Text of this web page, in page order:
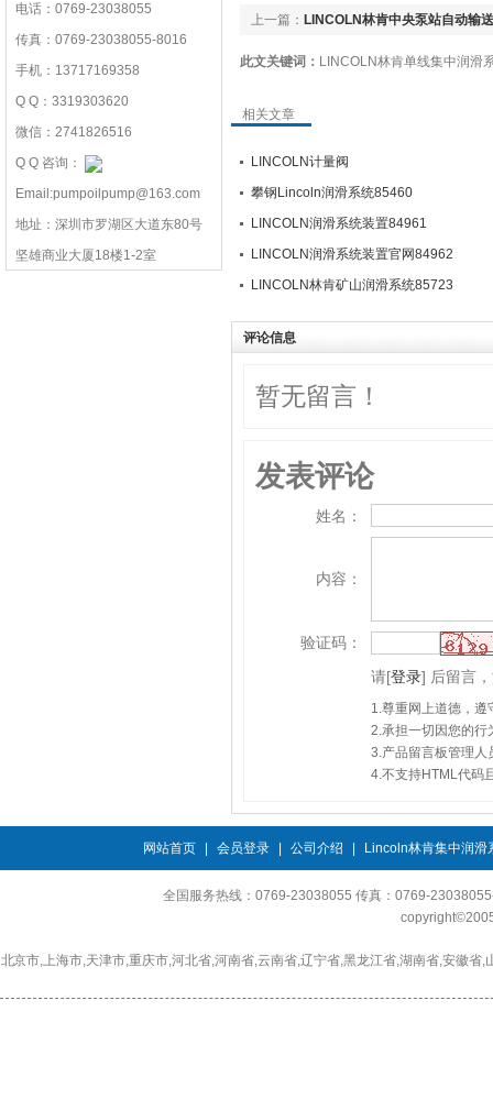
电话：0769-23038055
传真：0769-23038055-8016
手机：13717169358
Q Q：3319303620
微信：2741826516
Q Q 咨询：
Email:pumpoilpump@163.com
地址：深圳市罗湖区大道东80号
坚雄商业大厦18楼1-2室
上一篇： LINCOLN林肯中央泵站自动输
此文关键词： LINCOLN林肯单线集中润滑
相关文章
LINCOLN计量阀
攀钢Lincoln润滑系统85460
LINCOLN润滑系统装置84961
LINCOLN润滑系统装置官网84962
LINCOLN林肯矿山润滑系统85723
评论信息
暂无留言！
发表评论
姓名：
内容：
验证码：
请[登录] 后留言
1.尊重网上道德，
2.承担一切因您的行
3.产品留言板管理人
4.不支持HTML代码
网站首页 会员登录 公司介绍 Lincoln林肯集中润滑
全国服务热线：0769-23038055 传真：0769-
北京市,上海市,天津市,重庆市,河北省,河南省,云南省,辽宁省,黑龙江省,湖南省,安徽